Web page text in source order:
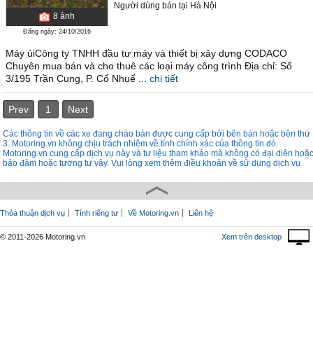
8 ảnh
Đăng ngày: 24/10/2016
Người dùng bán tại Hà Nội
Máy ủiCông ty TNHH đầu tư máy và thiết bị xây dựng CODACO
Chuyên mua bán và cho thuê các loại máy công trình Địa chỉ: Số
3/195 Trần Cung, P. Cổ Nhuế ...
chi tiết
Prev 1 Next
Các thông tin về các xe đang chào bán được cung cấp bởi bên bán hoặc bên thứ
3. Motoring.vn không chịu trách nhiệm về tính chính xác của thông tin đó.
Motoring.vn cung cấp dịch vụ này và tư liệu tham khảo mà không có đại diên hoặc
bảo đảm hoặc tương tư vậy. Vui lòng xem thêm điều khoản về sử dụng dịch vụ
Thỏa thuận dịch vụ Tính riêng tư Về Motoring.vn Liên hệ
© 2011-2026 Motoring.vn Xem trên desktop